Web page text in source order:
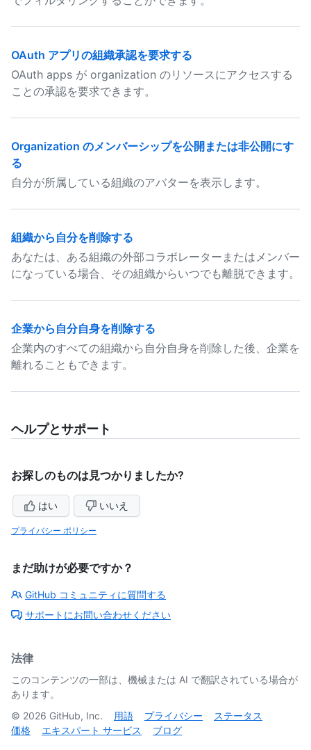
OAuth アプリの組織承認を要求する
OAuth apps が organization のリソースにアクセスする
ことの承認を要求できます。
Organization のメンバーシップを公開または非公開にす
る
自分が所属している組織のアバターを表示します。
組織から自分を削除する
あなたは、ある組織の外部コラボレーターまたはメンバー
になっている場合、その組織からいつでも離脱できます。
企業から自分自身を削除する
企業内のすべての組織から自分自身を削除した後、企業を
離れることもできます。
ヘルプとサポート
お探しのものは見つかりましたか?
はい いいえ
プライバシー ポリシー
まだ助けが必要ですか？
GitHub コミュニティに質問する
サポートにお問い合わせください
法律
このコンテンツの一部は、機械または AI で翻訳されている場合が
あります。
© 2026 GitHub, Inc. 用語 プライバシー
ステータス
価格
エキスパート サービス ブログ